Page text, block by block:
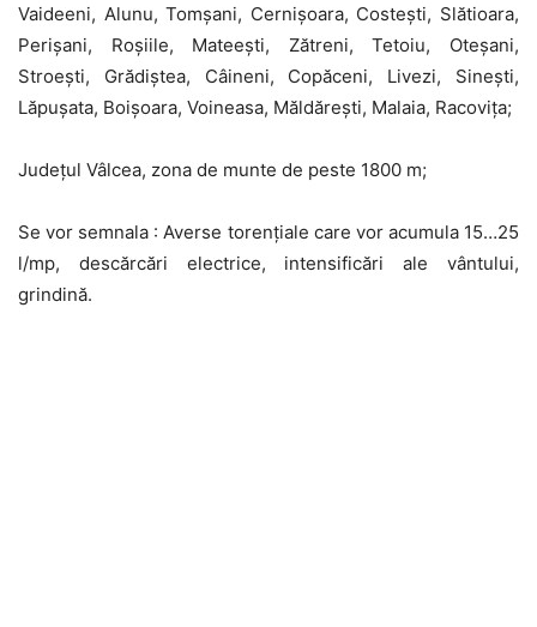
Vaideeni, Alunu, Tomșani, Cernișoara, Costești, Slătioara,
Perișani, Roșiile, Mateești, Zătreni, Tetoiu, Oteșani,
Stroești, Grădiștea, Câineni, Copăceni, Livezi, Sinești,
Lăpușata, Boișoara, Voineasa, Măldărești, Malaia, Racovița;
Județul Vâlcea, zona de munte de peste 1800 m;
Se vor semnala : Averse torențiale care vor acumula 15…25
l/mp, descărcări electrice, intensificări ale vântului,
grindină.